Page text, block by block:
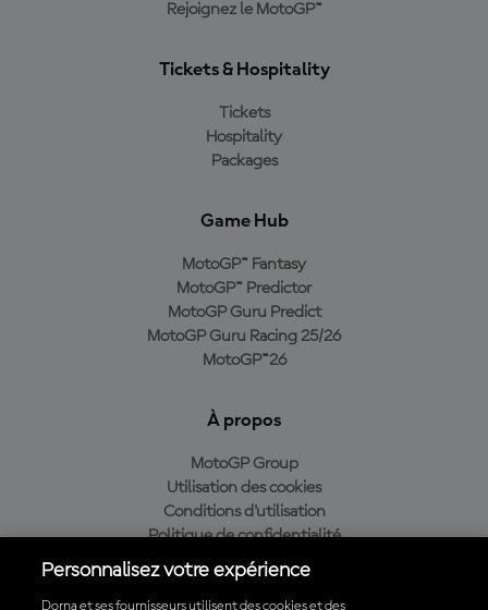
Rejoignez le MotoGP™
Tickets & Hospitality
Tickets
Hospitality
Packages
Game Hub
MotoGP™ Fantasy
MotoGP™ Predictor
MotoGP Guru Predict
MotoGP Guru Racing 25/26
MotoGP™26
À propos
MotoGP Group
Utilisation des cookies
Conditions d'utilisation
Politique de confidentialité
Politique d’achat
Personnalisez votre expérience
Dorna et ses fournisseurs utilisent des cookies et des